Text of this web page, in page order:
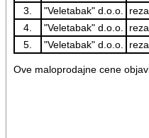
3.
"Veletabak" d.o.o.
4.
"Veletabak" d.o.o.
5.
"Veletabak" d.o.o.
Ove maloprodajne cene